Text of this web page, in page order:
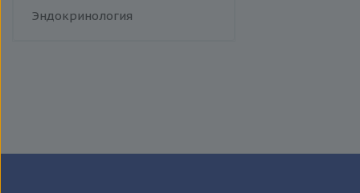
Эндокринология